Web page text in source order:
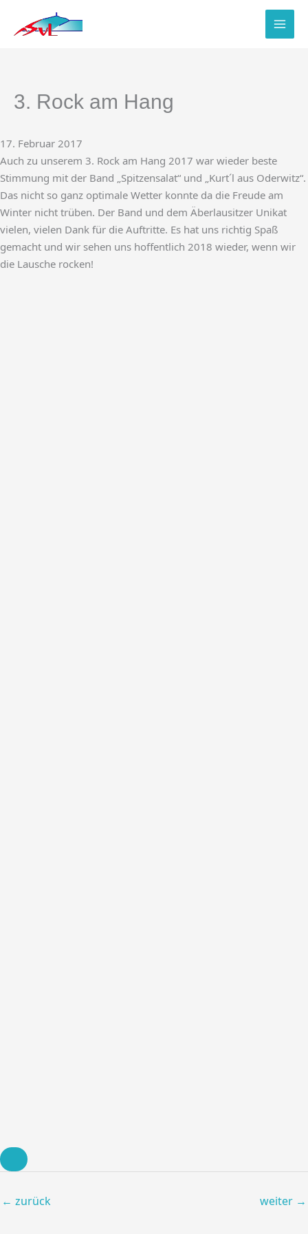
Inhalt
3. Rock am Hang
17. Februar 2017
Auch zu unserem 3. Rock am Hang 2017 war wieder beste
Stimmung mit der Band „Spitzensalat“ und „Kurt´l aus Oderwitz“.
Das nicht so ganz optimale Wetter konnte da die Freude am
Winter nicht trüben. Der Band und dem Äberlausitzer Unikat
vielen, vielen Dank für die Auftritte. Es hat uns richtig Spaß
gemacht und wir sehen uns hoffentlich 2018 wieder, wenn wir
die Lausche rocken!
← zurück weiter →